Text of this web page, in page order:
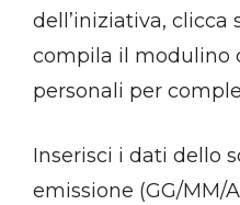
dell’iniziativa, clicca
compila il modulino
personali per
Inserisci i dati dello
emissione (GG/MM/